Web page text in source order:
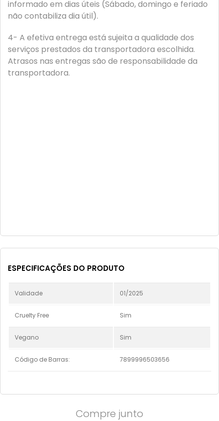
informado em dias úteis (Sábado, domingo e feriado
não contabiliza dia útil).
4- A efetiva entrega está sujeita a qualidade dos
serviços prestados da transportadora escolhida.
Atrasos nas entregas são de responsabilidade da
transportadora.
ESPECIFICAÇÕES DO PRODUTO
Validade 01/2025
Cruelty Free Sim
Vegano Sim
Código de Barras: 7899996503656
Compre junto